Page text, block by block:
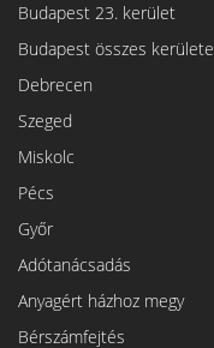
Budapest 23. kerület
Budapest összes kerülete
Debrecen
Szeged
Miskolc
Pécs
Győr
Adótanácsadás
Anyagért házhoz megy
Bérszámfejtés